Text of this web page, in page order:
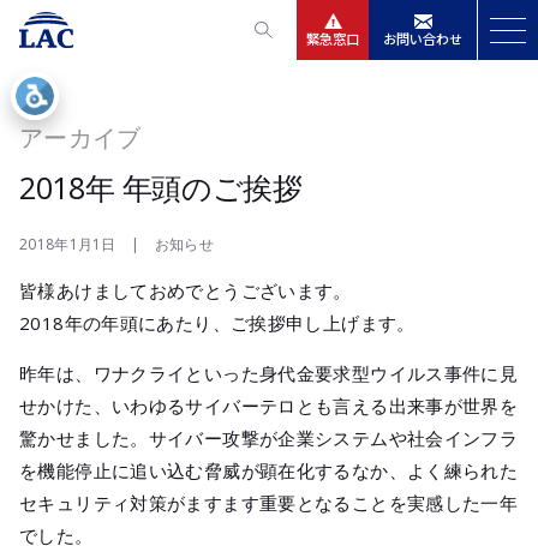
緊急窓口 お問い合わせ
IR情報
採用
アーカイブ
2018年 年頭のご挨拶
2018年1月1日 | お知らせ
皆様あけましておめでとうございます。
2018年の年頭にあたり、ご挨拶申し上げます。
昨年は、ワナクライといった身代金要求型ウイルス事件に見
せかけた、いわゆるサイバーテロとも言える出来事が世界を
驚かせました。サイバー攻撃が企業システムや社会インフラ
を機能停止に追い込む脅威が顕在化するなか、よく練られた
セキュリティ対策がますます重要となることを実感した一年
でした。